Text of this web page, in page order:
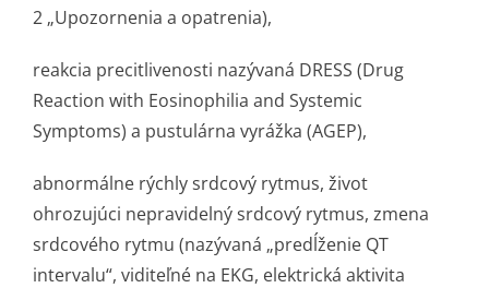
2 „Upozornenia a opatrenia),
reakcia precitlivenosti nazývaná DRESS (Drug
Reaction with Eosinophilia and Systemic
Symptoms) a pustulárna vyrážka (AGEP),
abnormálne rýchly srdcový rytmus, život
ohrozujúci nepravidelný srdcový rytmus, zmena
srdcového rytmu (nazývaná „predĺženie QT
intervalu“, viditeľné na EKG, elektrická aktivita